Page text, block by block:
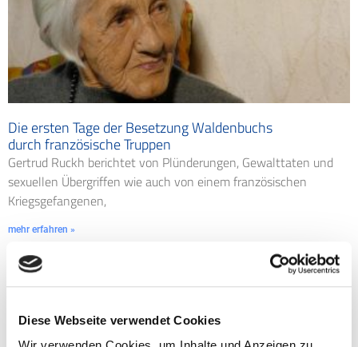
Diese Webseite verwendet Cookies
Die ersten Tage der Besetzung Waldenbuchs
durch französische Truppen
Gertrud Ruckh berichtet von Plünderungen, Gewalttaten und
sexuellen Übergriffen wie auch von einem französischen
Kriegsgefangenen,
mehr erfahren »